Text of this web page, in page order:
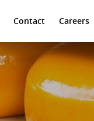
Contact Careers